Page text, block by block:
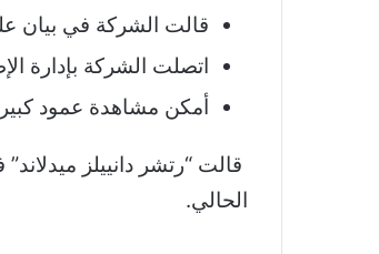
قالت الشركة في بيان
اتصلت الشركة بإدارة
أمكن مشاهدة عمود
قالت “رتشر دانييلز
الحالي.